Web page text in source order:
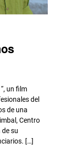
un film
del
de una
Centro
su
[…]